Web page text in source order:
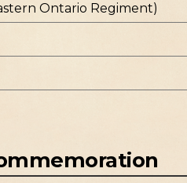
Ontario Regiment)